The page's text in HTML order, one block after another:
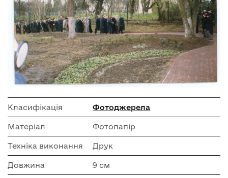
Класифікація Фотоджерела
Матеріал Фотопапір
Техніка виконання Друк
Довжина 9 см